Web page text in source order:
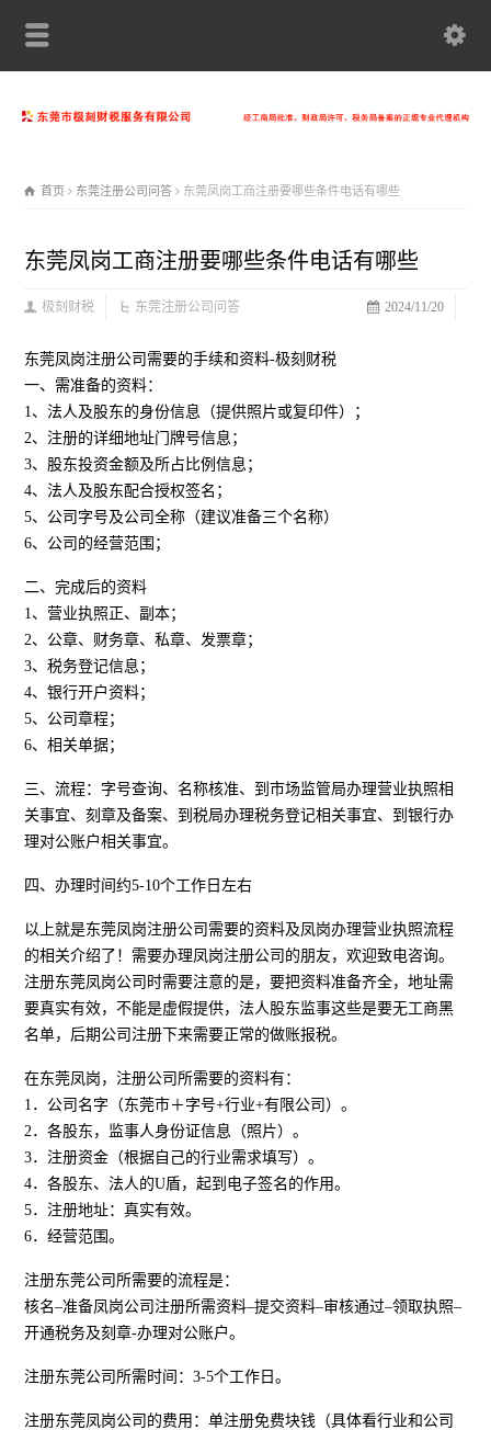
首页 东莞注册公司问答 东莞凤岗工商注册要哪些条件电话有哪些
东莞凤岗工商注册要哪些条件电话有哪些
2024/11/20
极刻财税 东莞注册公司问答
东莞凤岗注册公司需要的手续和资料-极刻财税
一、需准备的资料：
1、法人及股东的身份信息（提供照片或复印件）；
2、注册的详细地址门牌号信息；
3、股东投资金额及所占比例信息；
4、法人及股东配合授权签名；
5、公司字号及公司全称（建议准备三个名称）
6、公司的经营范围；
二、完成后的资料
1、营业执照正、副本；
2、公章、财务章、私章、发票章；
3、税务登记信息；
4、银行开户资料；
5、公司章程；
6、相关单据；
三、流程：字号查询、名称核准、到市场监管局办理营业执照相
关事宜、刻章及备案、到税局办理税务登记相关事宜、到银行办
理对公账户相关事宜。
四、办理时间约5-10个工作日左右
以上就是东莞凤岗注册公司需要的资料及凤岗办理营业执照流程
的相关介绍了！需要办理凤岗注册公司的朋友，欢迎致电咨询。
注册东莞凤岗公司时需要注意的是，要把资料准备齐全，地址需
要真实有效，不能是虚假提供，法人股东监事这些是要无工商黑
名单，后期公司注册下来需要正常的做账报税。
在东莞凤岗，注册公司所需要的资料有：
1．公司名字（东莞市＋字号+行业+有限公司）。
2．各股东，监事人身份证信息（照片）。
3．注册资金（根据自己的行业需求填写）。
4．各股东、法人的U盾，起到电子签名的作用。
5．注册地址：真实有效。
6．经营范围。
注册东莞公司所需要的流程是：
核名–准备凤岗公司注册所需资料–提交资料–审核通过–领取执照–
开通税务及刻章-办理对公账户。
注册东莞公司所需时间：3-5个工作日。
注册东莞凤岗公司的费用：单注册免费块钱（具体看行业和公司